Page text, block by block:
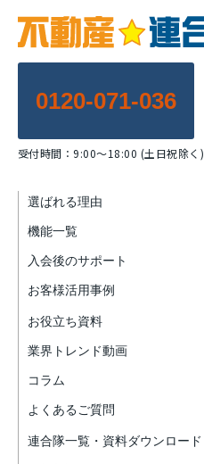
0120-071-036
受付時間：9:00～18:00 (土日祝除く)
選ばれる理由
機能一覧
入会後のサポート
お客様活用事例
お役立ち資料
業界トレンド動画
コラム
よくあるご質問
連合隊一覧・資料ダウンロード